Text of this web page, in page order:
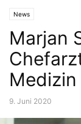
News
Marjan
9. Juni 2020